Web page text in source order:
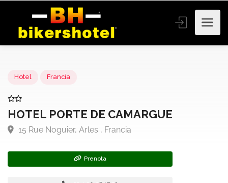
HOTEL PORTE DE CAMARGUE